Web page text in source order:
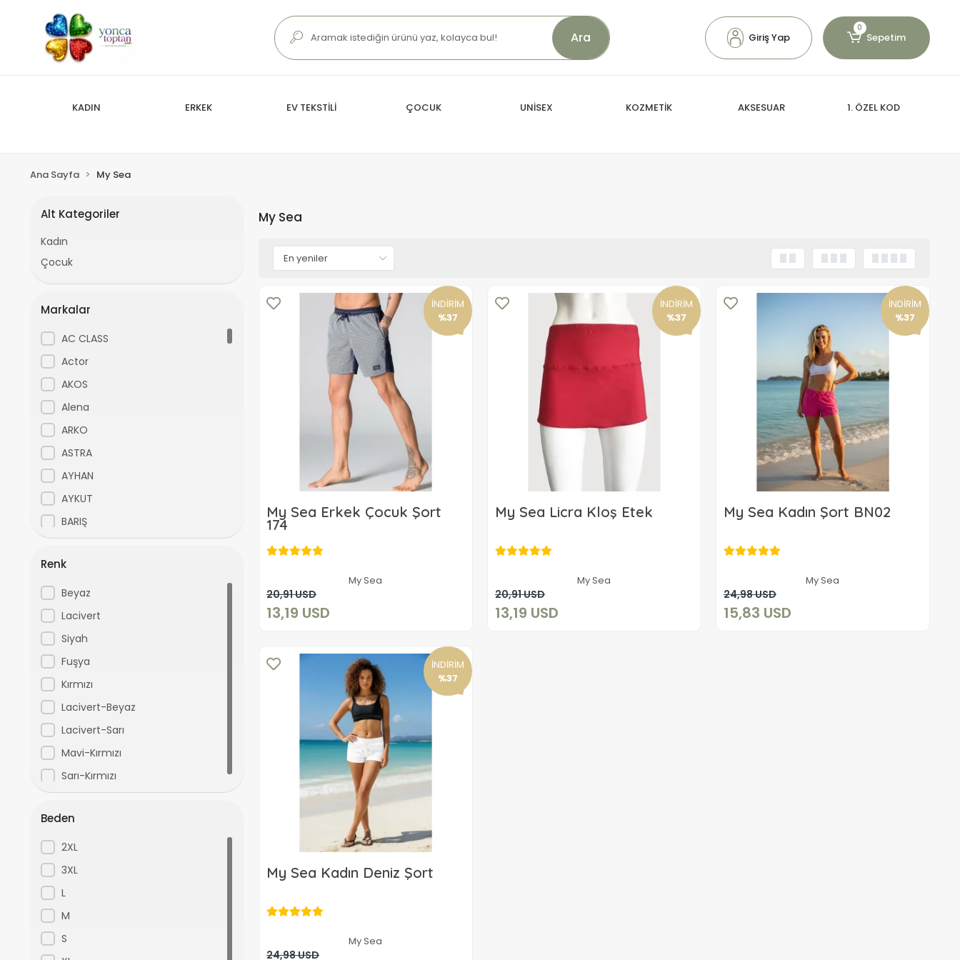
Ara Giriş Yap
0
Sepetim
KADIN ERKEK EV TEKSTİLİ ÇOCUK UNİSEX KOZMETİK AKSESUAR 1. ÖZEL KOD
Ana Sayfa My Sea
Alt Kategoriler
Kadın
Çocuk
Markalar
AC CLASS
Actor
AKOS
Alena
ARKO
ASTRA
AYHAN
AYKUT
BARIŞ
BERRAK
Beyse
Black Spade
BLACKSPADE
Born Çorap
BSM
BULTEKS
Çağrı
CATHERINA-ARLEY
Catherine Arley
CEMSU
Çıtlık
Club
daymod
Deniz Store16
Dorsh
Dorsh
Dorya
Renk
Beyaz
Lacivert
Siyah
Fuşya
Kırmızı
Lacivert-Beyaz
Lacivert-Sarı
Mavi-Kırmızı
Sarı-Kırmızı
Beden
2XL
3XL
L
M
S
My Sea
İNDİRİM
%37
My Sea Erkek Çocuk Şort
174
My Sea
20,91 USD
13,19 USD
İNDİRİM
%37
My Sea Licra Kloş Etek
My Sea
20,91 USD
13,19 USD
İNDİRİM
%37
My Sea Kadın Şort BN02
My Sea
24,98 USD
15,83 USD
İNDİRİM
%37
My Sea Kadın Deniz Şort
My Sea
24,98 USD